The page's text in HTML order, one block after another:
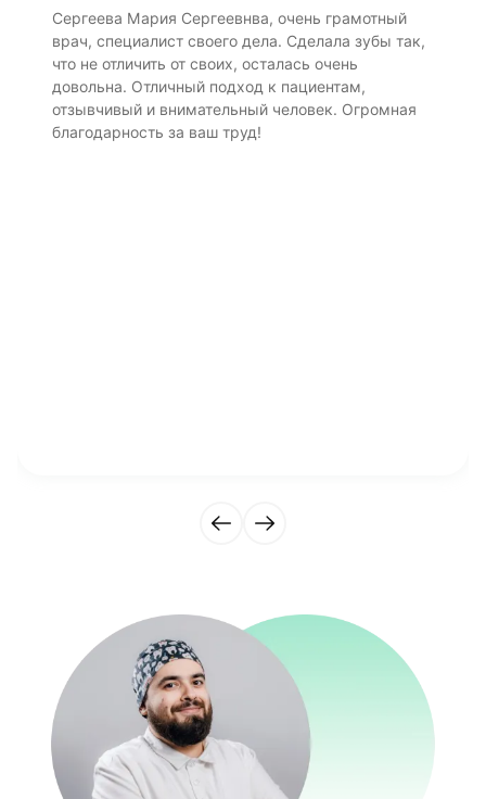
Сергеева Мария Сергеевнва, очень грамотный
врач, специалист своего дела. Сделала зубы так,
что не отличить от своих, осталась очень
довольна. Отличный подход к пациентам,
отзывчивый и внимательный человек. Огромная
благодарность за ваш труд!